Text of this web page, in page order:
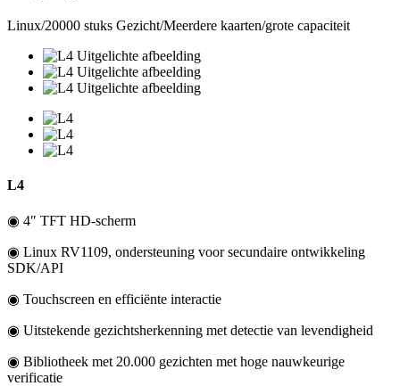
Linux/20000 stuks Gezicht/Meerdere kaarten/grote capaciteit
L4
◉ 4″ TFT HD-scherm
◉ Linux RV1109, ondersteuning voor secundaire ontwikkeling
SDK/API
◉ Touchscreen en efficiënte interactie
◉ Uitstekende gezichtsherkenning met detectie van levendigheid
◉ Bibliotheek met 20.000 gezichten met hoge nauwkeurige
verificatie